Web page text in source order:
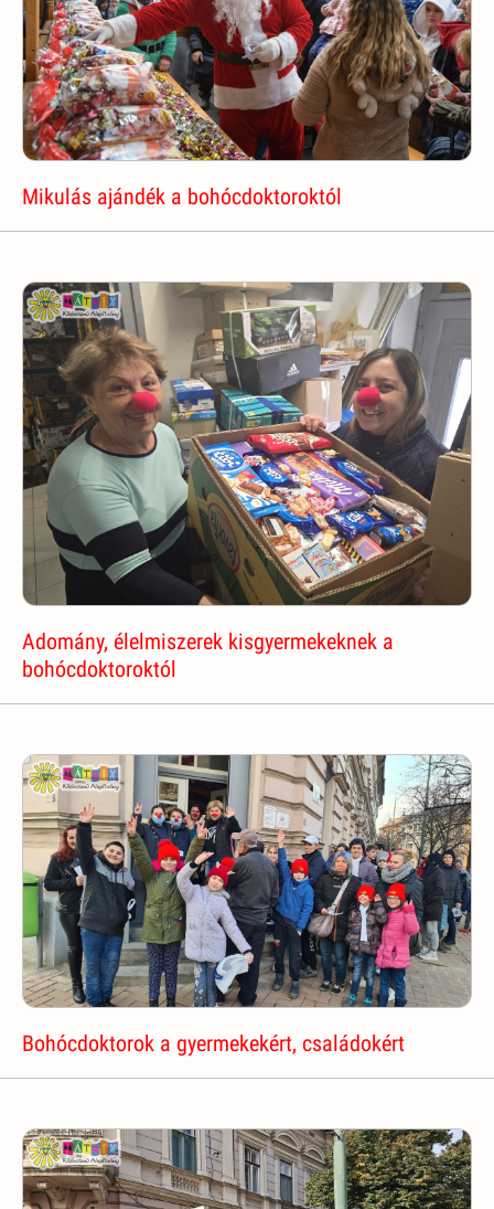
Mikulás ajándék a bohócdoktoroktól
Adomány, élelmiszerek kisgyermekeknek a
bohócdoktoroktól
Bohócdoktorok a gyermekekért, családokért